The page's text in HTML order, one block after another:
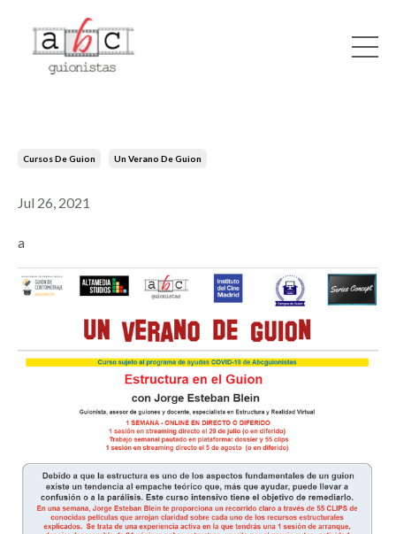
Cursos De Guion Un Verano De Guion
Jul 26, 2021
a